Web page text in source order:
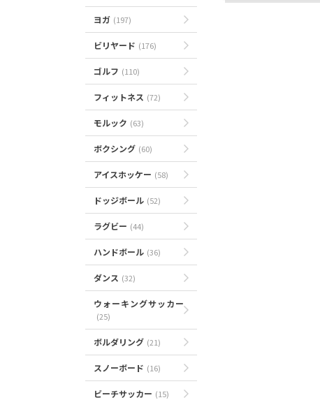
ヨガ (197)
ビリヤード (176)
ゴルフ (110)
フィットネス (72)
モルック (63)
ボクシング (60)
アイスホッケー (58)
ドッジボール (52)
ラグビー (44)
ハンドボール (36)
ダンス (32)
ウォーキングサッカー
(25)
ボルダリング (21)
スノーボード (16)
ビーチサッカー (15)